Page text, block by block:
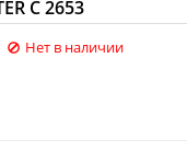
C 2653
Нет в наличии